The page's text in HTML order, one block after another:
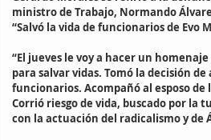
ministro de Trabajo, Normando
“Salvó la vida de funcionarios de Evo
“El jueves le voy a hacer un
para salvar vidas. Tomó la decisión
funcionarios. Acompañó al esposo
Corrió riesgo de vida, buscado por la
con la actuación del radicalismo y de